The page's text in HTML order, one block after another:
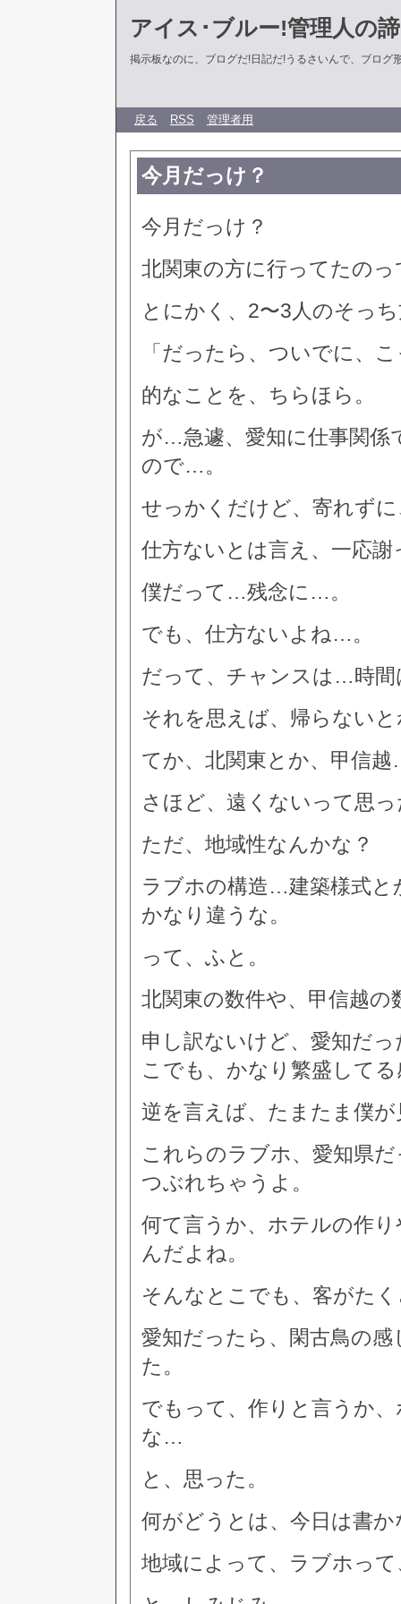
アイス･ブルー!管理人の
掲示板なのに、ブログだ!日記だ!うるさいんで、ブログ
戻る RSS 管理者用
今月だっけ？
今月だっけ？
北関東の方に行ってたの
とにかく、2〜3人のそっ
「だったら、ついでに、
的なことを、ちらほら。
が…急遽、愛知に仕事関係
ので…。
せっかくだけど、寄れず
仕方ないとは言え、一応
僕だって…残念に…。
でも、仕方ないよね…。
だって、チャンスは…時
それを思えば、帰らない
てか、北関東とか、甲信
さほど、遠くないって思
ただ、地域性なんかな？
ラブホの構造…建築様式
かなり違うな。
って、ふと。
北関東の数件や、甲信越の
申し訳ないけど、愛知だ
こでも、かなり繁盛して
逆を言えば、たまたま僕
これらのラブホ、愛知県
つぶれちゃうよ。
何て言うか、ホテルの作
んだよね。
そんなとこでも、客がた
愛知だったら、閑古鳥の
た。
でもって、作りと言うか
な…
と、思った。
何がどうとは、今日は書
地域によって、ラブホっ